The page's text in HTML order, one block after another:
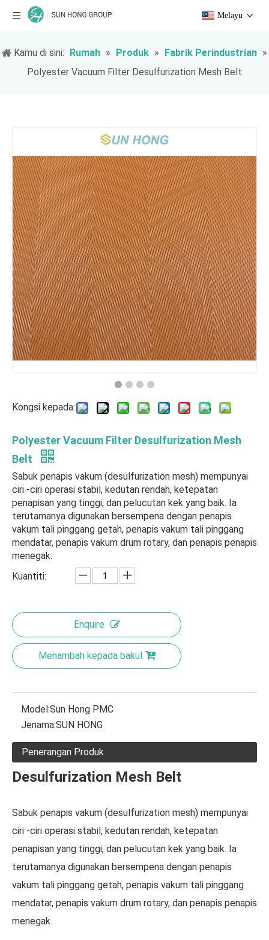
Melayu
Kamu di sini: Rumah » Produk » Fabrik Perindustrian »
Polyester Vacuum Filter Desulfurization Mesh Belt
Kongsi kepada:
Polyester Vacuum Filter Desulfurization Mesh
Belt
Sabuk penapis vakum (desulfurization mesh) mempunyai
ciri -ciri operasi stabil, kedutan rendah, ketepatan
penapisan yang tinggi, dan pelucutan kek yang baik. Ia
terutamanya digunakan bersempena dengan penapis
vakum tali pinggang getah, penapis vakum tali pinggang
mendatar, penapis vakum drum rotary, dan penapis penapis
menegak.
Kuantiti:
Enquire
Menambah kepada bakul
Model:Sun Hong PMC
Jenama:SUN HONG
Penerangan Produk
Desulfurization Mesh Belt
Sabuk penapis vakum (desulfurization mesh) mempunyai
ciri -ciri operasi stabil, kedutan rendah, ketepatan
penapisan yang tinggi, dan pelucutan kek yang baik. Ia
terutamanya digunakan bersempena dengan penapis
vakum tali pinggang getah, penapis vakum tali pinggang
mendatar, penapis vakum drum rotary, dan penapis penapis
menegak.